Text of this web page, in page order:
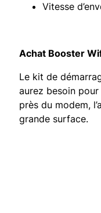
Vitesse
Achat Booster
Le kit de
aurez besoin
près du modem,
grande surface.